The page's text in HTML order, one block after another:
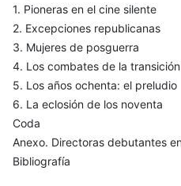
1. Pioneras en el cine silente
2. Excepciones republicanas
3. Mujeres de posguerra
4. Los combates de la transición
5. Los años ochenta: el preludio
6. La eclosión de los noventa
Coda
Anexo. Directoras debutantes
Bibliografía